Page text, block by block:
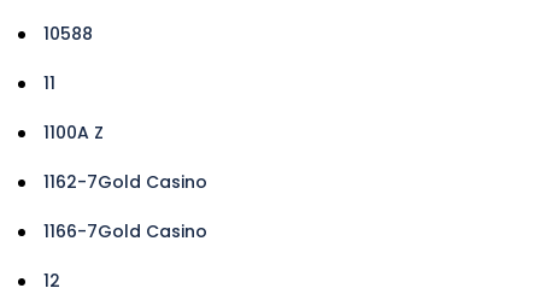
10588
11
1100A Z
1162-7Gold Casino
1166-7Gold Casino
12